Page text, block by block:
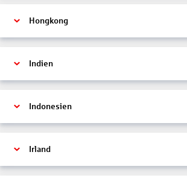
Hongkong
Indien
Indonesien
Irland